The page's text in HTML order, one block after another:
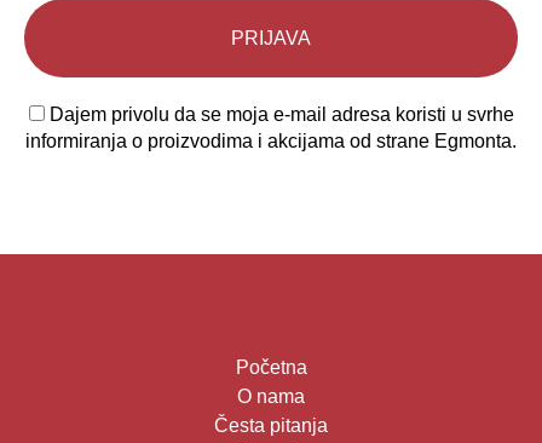
Dajem privolu da se moja e-mail adresa koristi u svrhe
informiranja o proizvodima i akcijama od strane Egmonta.
Početna
O nama
Česta pitanja